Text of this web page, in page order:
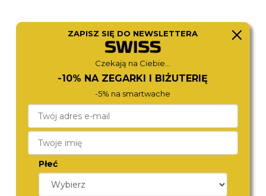
MICHAEL KORS
1 280,- 1 390,-
ZAPISZ SIĘ DO NEWSLETTERA
Czekają na Ciebie...
-10% NA ZEGARKI I BIŻUTERIĘ
-5% na smartwache
Płeć